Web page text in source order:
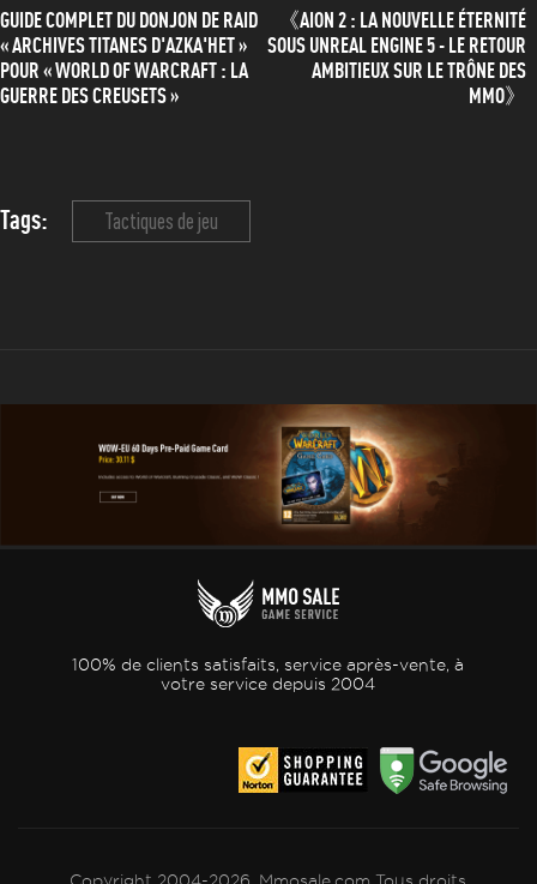
GUIDE COMPLET DU DONJON DE RAID
« ARCHIVES TITANES D'AZKA'HET »
POUR « WORLD OF WARCRAFT : LA
GUERRE DES CREUSETS »
《AION 2 : LA NOUVELLE ÉTERNITÉ
SOUS UNREAL ENGINE 5 - LE RETOUR
AMBITIEUX SUR LE TRÔNE DES
MMO》
Tags: Tactiques de jeu
100% de clients satisfaits, service après-vente, à
votre service depuis 2004